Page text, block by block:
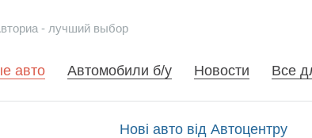
- лучший выбор
авто Автомобили б/у Новости Все
Нові авто від Автоцентру